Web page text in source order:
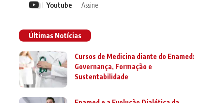
Youtube Assine
Últimas Notícias
Cursos de Medicina diante do Enamed:
Governança, Formação e
Sustentabilidade